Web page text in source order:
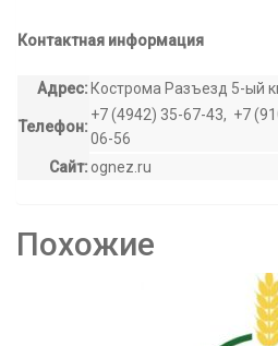
Контактная информация
Адрес: Кострома Разъезд 5-ый
Телефон:
+7 (4942) 35-67-43, +7
06-56
Сайт: ognez.ru
Похожие